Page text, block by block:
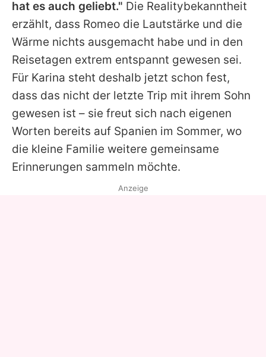
hat es auch geliebt." Die Realitybekanntheit
erzählt, dass Romeo die Lautstärke und die
Wärme nichts ausgemacht habe und in den
Reisetagen extrem entspannt gewesen sei.
Für Karina steht deshalb jetzt schon fest,
dass das nicht der letzte Trip mit ihrem Sohn
gewesen ist – sie freut sich nach eigenen
Worten bereits auf Spanien im Sommer, wo
die kleine Familie weitere gemeinsame
Erinnerungen sammeln möchte.
Anzeige